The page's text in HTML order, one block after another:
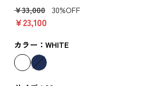
￥33,000 30%OFF
￥23,100
カラー：WHITE